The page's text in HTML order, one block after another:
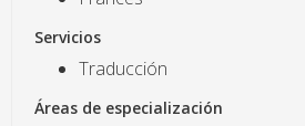
Servicios
Traducción
Áreas de especialización